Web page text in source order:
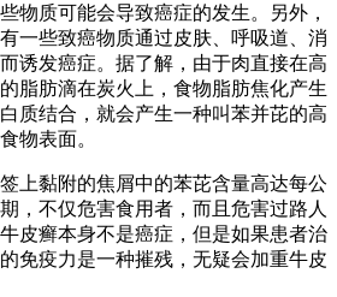
物质可能会导致癌症的发生。另外，
一些致癌物质通过皮肤、呼吸道、消
诱发癌症。据了解，由于肉直接在高
脂肪滴在炭火上，食物脂肪焦化产生
质结合，就会产生一种叫苯并芘的高
物表面。
上黏附的焦屑中的苯芘含量高达每公
，不仅危害食用者，而且危害过路人
皮癣本身不是癌症，但是如果患者治
免疫力是一种摧残，无疑会加重牛皮